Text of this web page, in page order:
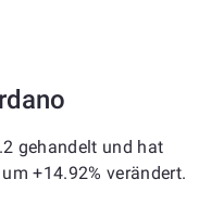
gehandelt und hat
+14.92% verändert.